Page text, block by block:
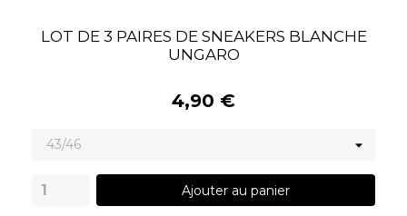
LOT DE 3 PAIRES DE SNEAKERS BLANCHE
UNGARO
4,90 €
Ajouter au panier